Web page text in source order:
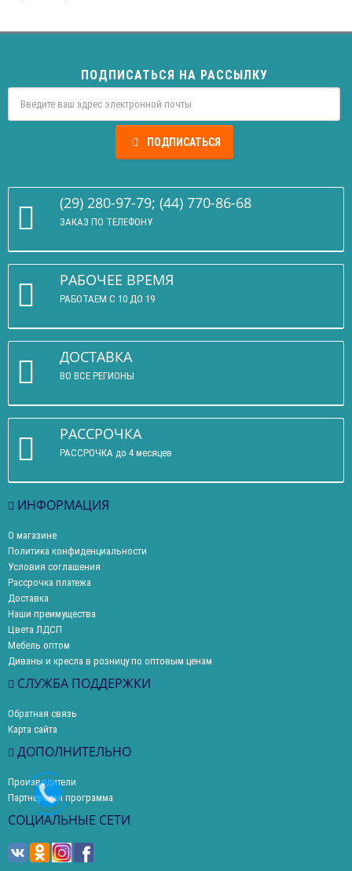
ПОДПИСАТЬСЯ НА РАССЫЛКУ
ПОДПИСАТЬСЯ
(29) 280-97-79; (44) 770-86-68
ЗАКАЗ ПО ТЕЛЕФОНУ
РАБОЧЕЕ ВРЕМЯ
РАБОТАЕМ С 10 ДО 19
ДОСТАВКА
ВО ВСЕ РЕГИОНЫ
РАССРОЧКА
РАССРОЧКА до 4 месяцев
ИНФОРМАЦИЯ
О магазине
Политика конфиденциальности
Условия соглашения
Рассрочка платежа
Доставка
Наши преимущества
Цвета ЛДСП
Мебель оптом
Диваны и кресла в розницу по оптовым ценам
СЛУЖБА ПОДДЕРЖКИ
Обратная связь
Карта сайта
ДОПОЛНИТЕЛЬНО
Производители
Партнерская программа
СОЦИАЛЬНЫЕ СЕТИ